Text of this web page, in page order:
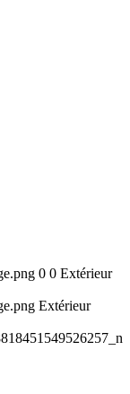
0 0 Extérieur
Extérieur